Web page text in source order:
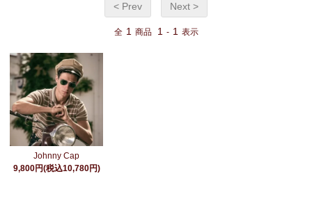
< Prev Next >
全 1 商品 1 - 1 表示
Johnny Cap
9,800円(税込10,780円)